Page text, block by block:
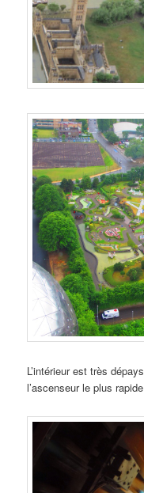
L’intérieur est très
l’ascenseur le plus